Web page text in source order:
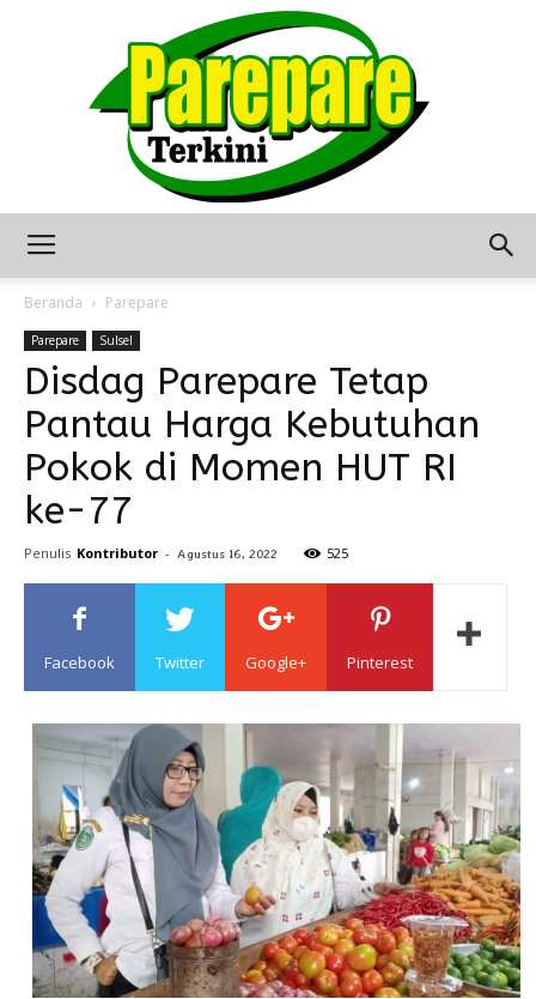
Terkini
Seputar
Sulawesi
Beranda Parepare
Parepare Sulsel
Disdag Parepare Tetap
Pantau Harga Kebutuhan
Pokok di Momen HUT RI
ke-77
Penulis Kontributor - Agustus 16, 2022 525
Facebook Twitter Google+ Pinterest